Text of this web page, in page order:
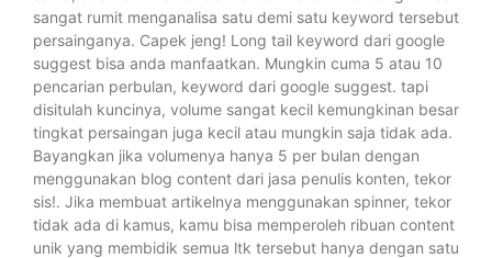
sangat rumit menganalisa satu demi satu keyword tersebut
persainganya. Capek jeng! Long tail keyword dari google
suggest bisa anda manfaatkan. Mungkin cuma 5 atau 10
pencarian perbulan, keyword dari google suggest. tapi
disitulah kuncinya, volume sangat kecil kemungkinan besar
tingkat persaingan juga kecil atau mungkin saja tidak ada.
Bayangkan jika volumenya hanya 5 per bulan dengan
menggunakan blog content dari jasa penulis konten, tekor
sis!. Jika membuat artikelnya menggunakan spinner, tekor
tidak ada di kamus, kamu bisa memperoleh ribuan content
unik yang membidik semua ltk tersebut hanya dengan satu